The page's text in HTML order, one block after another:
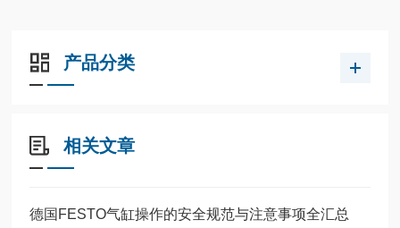
产品分类
相关文章
德国FESTO气缸操作的安全规范与注意事项全汇总